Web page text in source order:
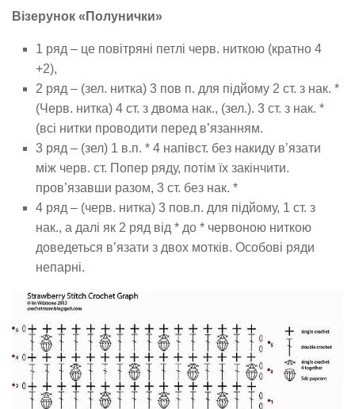
Візерунок «Полунички»
1 ряд – це повітряні петлі черв. ниткою (кратно 4
+2),
2 ряд – (зел. нитка) 3 пов п. для підйому 2 ст. з нак. *
(Черв. нитка) 4 ст. з двома нак., (зел.). 3 ст. з нак. *
(всі нитки проводити перед в’язанням.
3 ряд – (зел) 1 в.п. * 4 напівст. без накиду в’язати
між черв. ст. Попер ряду, потім їх закінчити.
пров’язавши разом, 3 ст. без нак. *
4 ряд – (черв. нитка) 3 пов.п. для підйому, 1 ст. з
нак., а далі як 2 ряд від * до * червоною ниткою
доведеться в’язати з двох мотків. Особові ряди
непарні.